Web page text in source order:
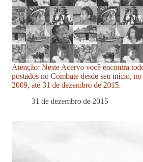
Atenção: Neste Acervo você encontra
postados no Combate desde seu início,
2009, até 31 de dezembro de 2015.
31 de dezembro de 2015